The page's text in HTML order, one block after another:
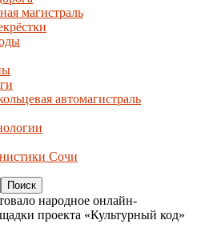
магистраль
автомагистраль
Сочи
народное онлайн-
проекта «Культурный код»